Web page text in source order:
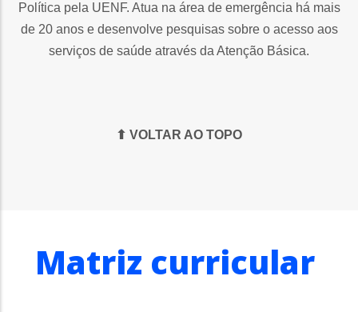
Política pela UENF. Atua na área de emergência há mais
de 20 anos e desenvolve pesquisas sobre o acesso aos
serviços de saúde através da Atenção Básica.
⬆ VOLTAR AO TOPO
Matriz curricular